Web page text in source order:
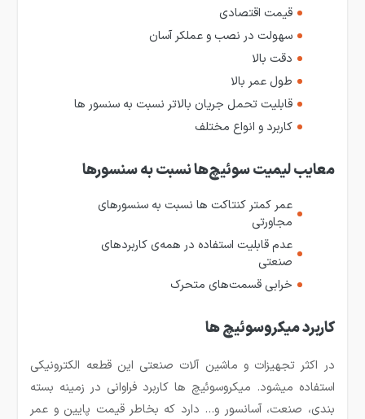
قیمت اقتصادی
سهولت در نصب و عملکر آسان
دقت بالا
طول عمر بالا
قابلیت تحمل جریان بالاتر نسبت به سنسور ها
کاربرد و انواع مختلف
معایب لیمیت سوئیچ‌ها نسبت به سنسورها
عمر کمتر کنتاکت ها نسبت به سنسورهای
مجاورتی
عدم قابلیت استفاده در همه‌ی کاربردهای
صنعتی
خرابی قسمت‌های متحرک
کاربرد میکروسوئیچ ها
در اکثر تجهیزات و ماشین آلات صنعتی این قطعه الکترونیکی
استفاده میشود. میکروسوئیچ ها کاربرد فراوانی در زمینه بسته
بندی، صنعت، آسانسور و… دارد که بخاطر قیمت پایین و عمر